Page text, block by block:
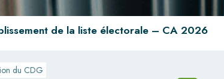
de la liste électorale – CA 2026
du CDG